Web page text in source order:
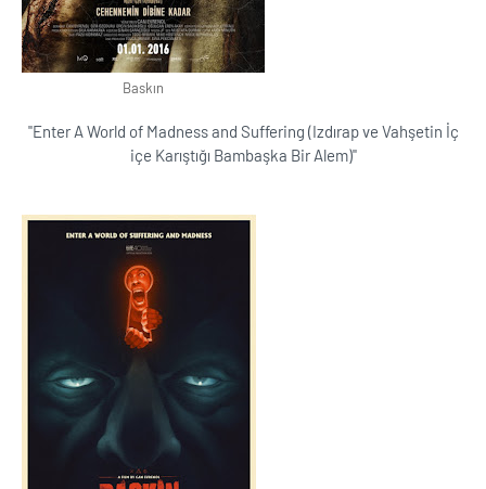
Baskın
''Enter A World of Madness and Suffering (Izdırap ve Vahşetin İç
içe Karıştığı Bambaşka Bir Alem)''